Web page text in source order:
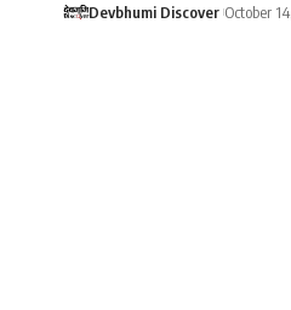
Devbhumi Discover October